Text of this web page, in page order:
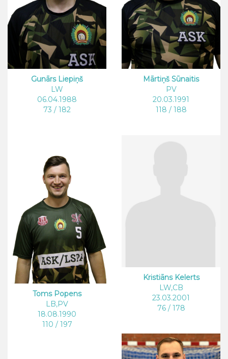
Gunārs Liepiņš
LW
06.04.1988
73 / 182
Mārtiņš Sūnaitis
PV
20.03.1991
118 / 188
Toms Popens
LB,PV
18.08.1990
110 / 197
Kristiāns Kelerts
LW,CB
23.03.2001
76 / 178